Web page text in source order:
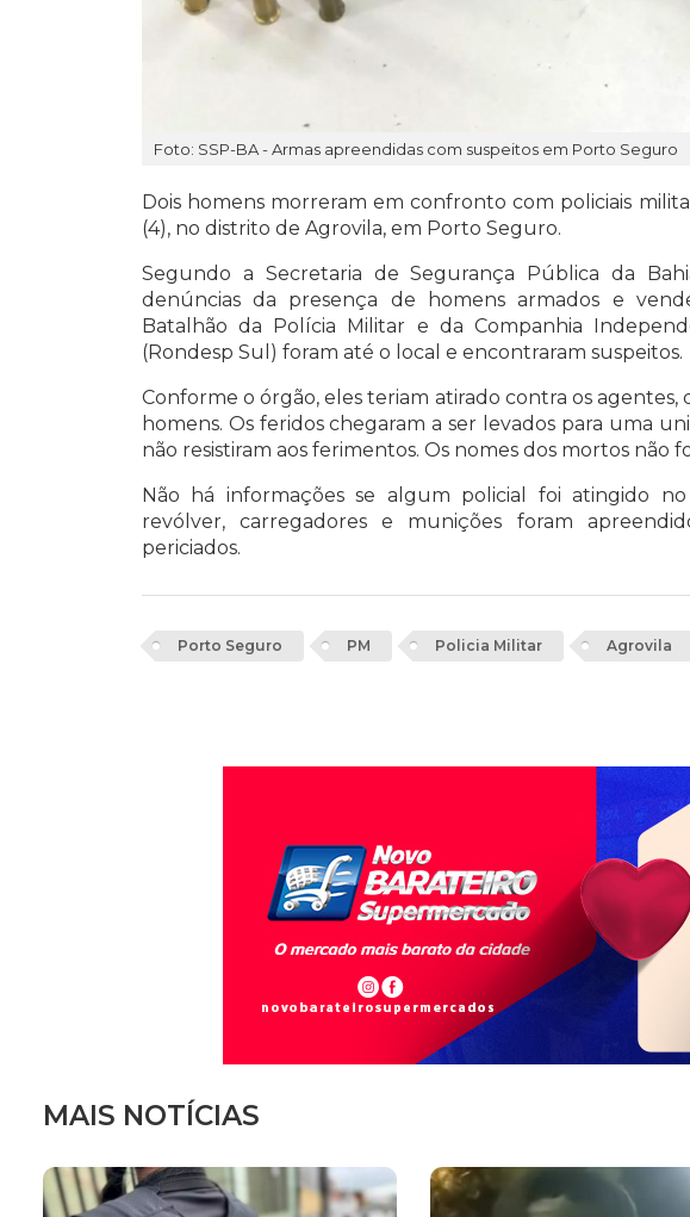
Foto: SSP-BA - Armas apreendidas com suspeitos em Porto Seguro
Dois homens morreram em confronto com policiais
(4), no distrito de Agrovila, em Porto Seguro.
Segundo a Secretaria de Segurança Pública da
denúncias da presença de homens armados e
Batalhão da Polícia Militar e da Companhia
(Rondesp Sul) foram até o local e encontraram suspeitos.
Conforme o órgão, eles teriam atirado contra os agentes,
homens. Os feridos chegaram a ser levados para uma
não resistiram aos ferimentos. Os nomes dos mortos não
Não há informações se algum policial foi atingido
revólver, carregadores e munições foram
periciados.
Porto Seguro PM Policia Militar Agrovila
MAIS NOTÍCIAS